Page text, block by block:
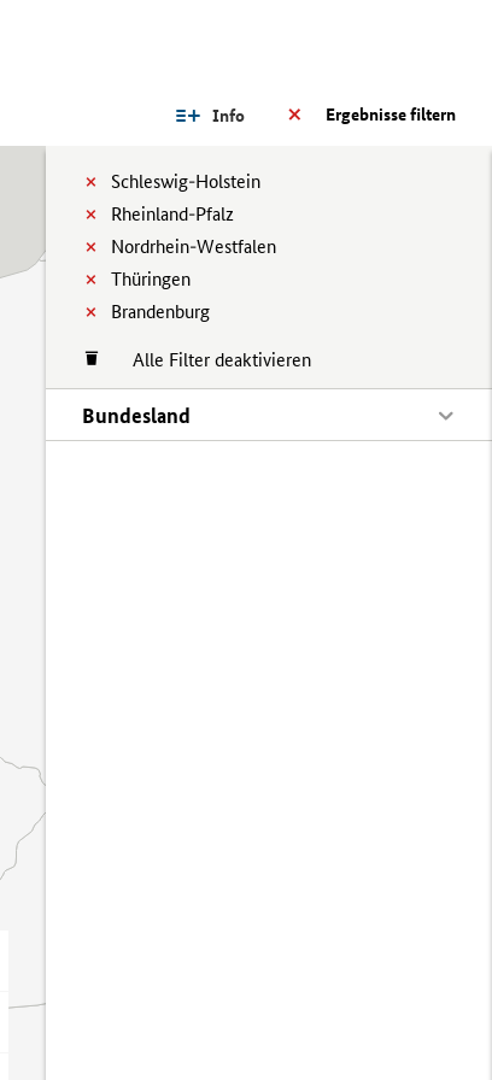
Ergebnisse filtern
Info
Schleswig-Holstein
Rheinland-Pfalz
Nordrhein-Westfalen
Thüringen
Brandenburg
Alle Filter deaktivieren
Bundesland